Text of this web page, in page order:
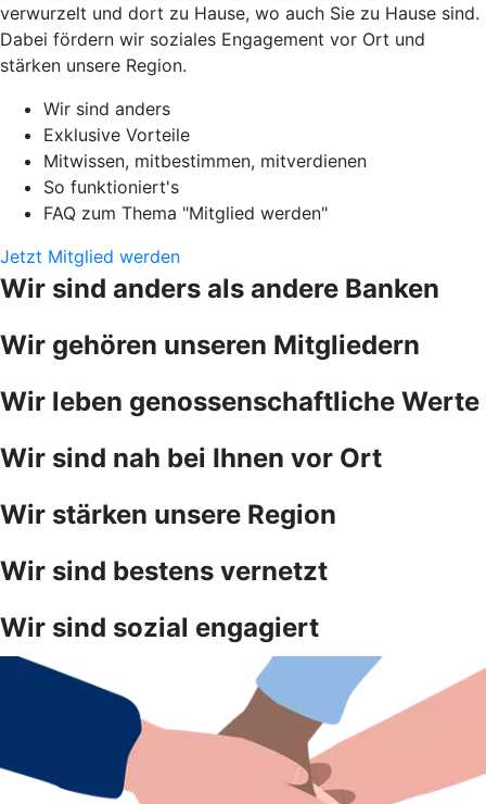
verwurzelt und dort zu Hause, wo auch Sie zu Hause sind.
Dabei fördern wir soziales Engagement vor Ort und
stärken unsere Region.
Wir sind anders
Exklusive Vorteile
Mitwissen, mitbestimmen, mitverdienen
So funktioniert's
FAQ zum Thema "Mitglied werden"
Jetzt Mitglied werden
Wir sind anders als andere Banken
Wir gehören unseren Mitgliedern
Wir leben genossenschaftliche Werte
Wir sind nah bei Ihnen vor Ort
Wir stärken unsere Region
Wir sind bestens vernetzt
Wir sind sozial engagiert